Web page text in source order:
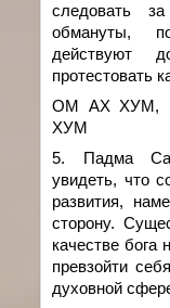
следовать
обмануты,
действуют
протестовать
ОМ АХ ХУМ,
ХУМ
5. Падма
увидеть, что
развития,
сторону.
качестве бога
превзойти
духовной